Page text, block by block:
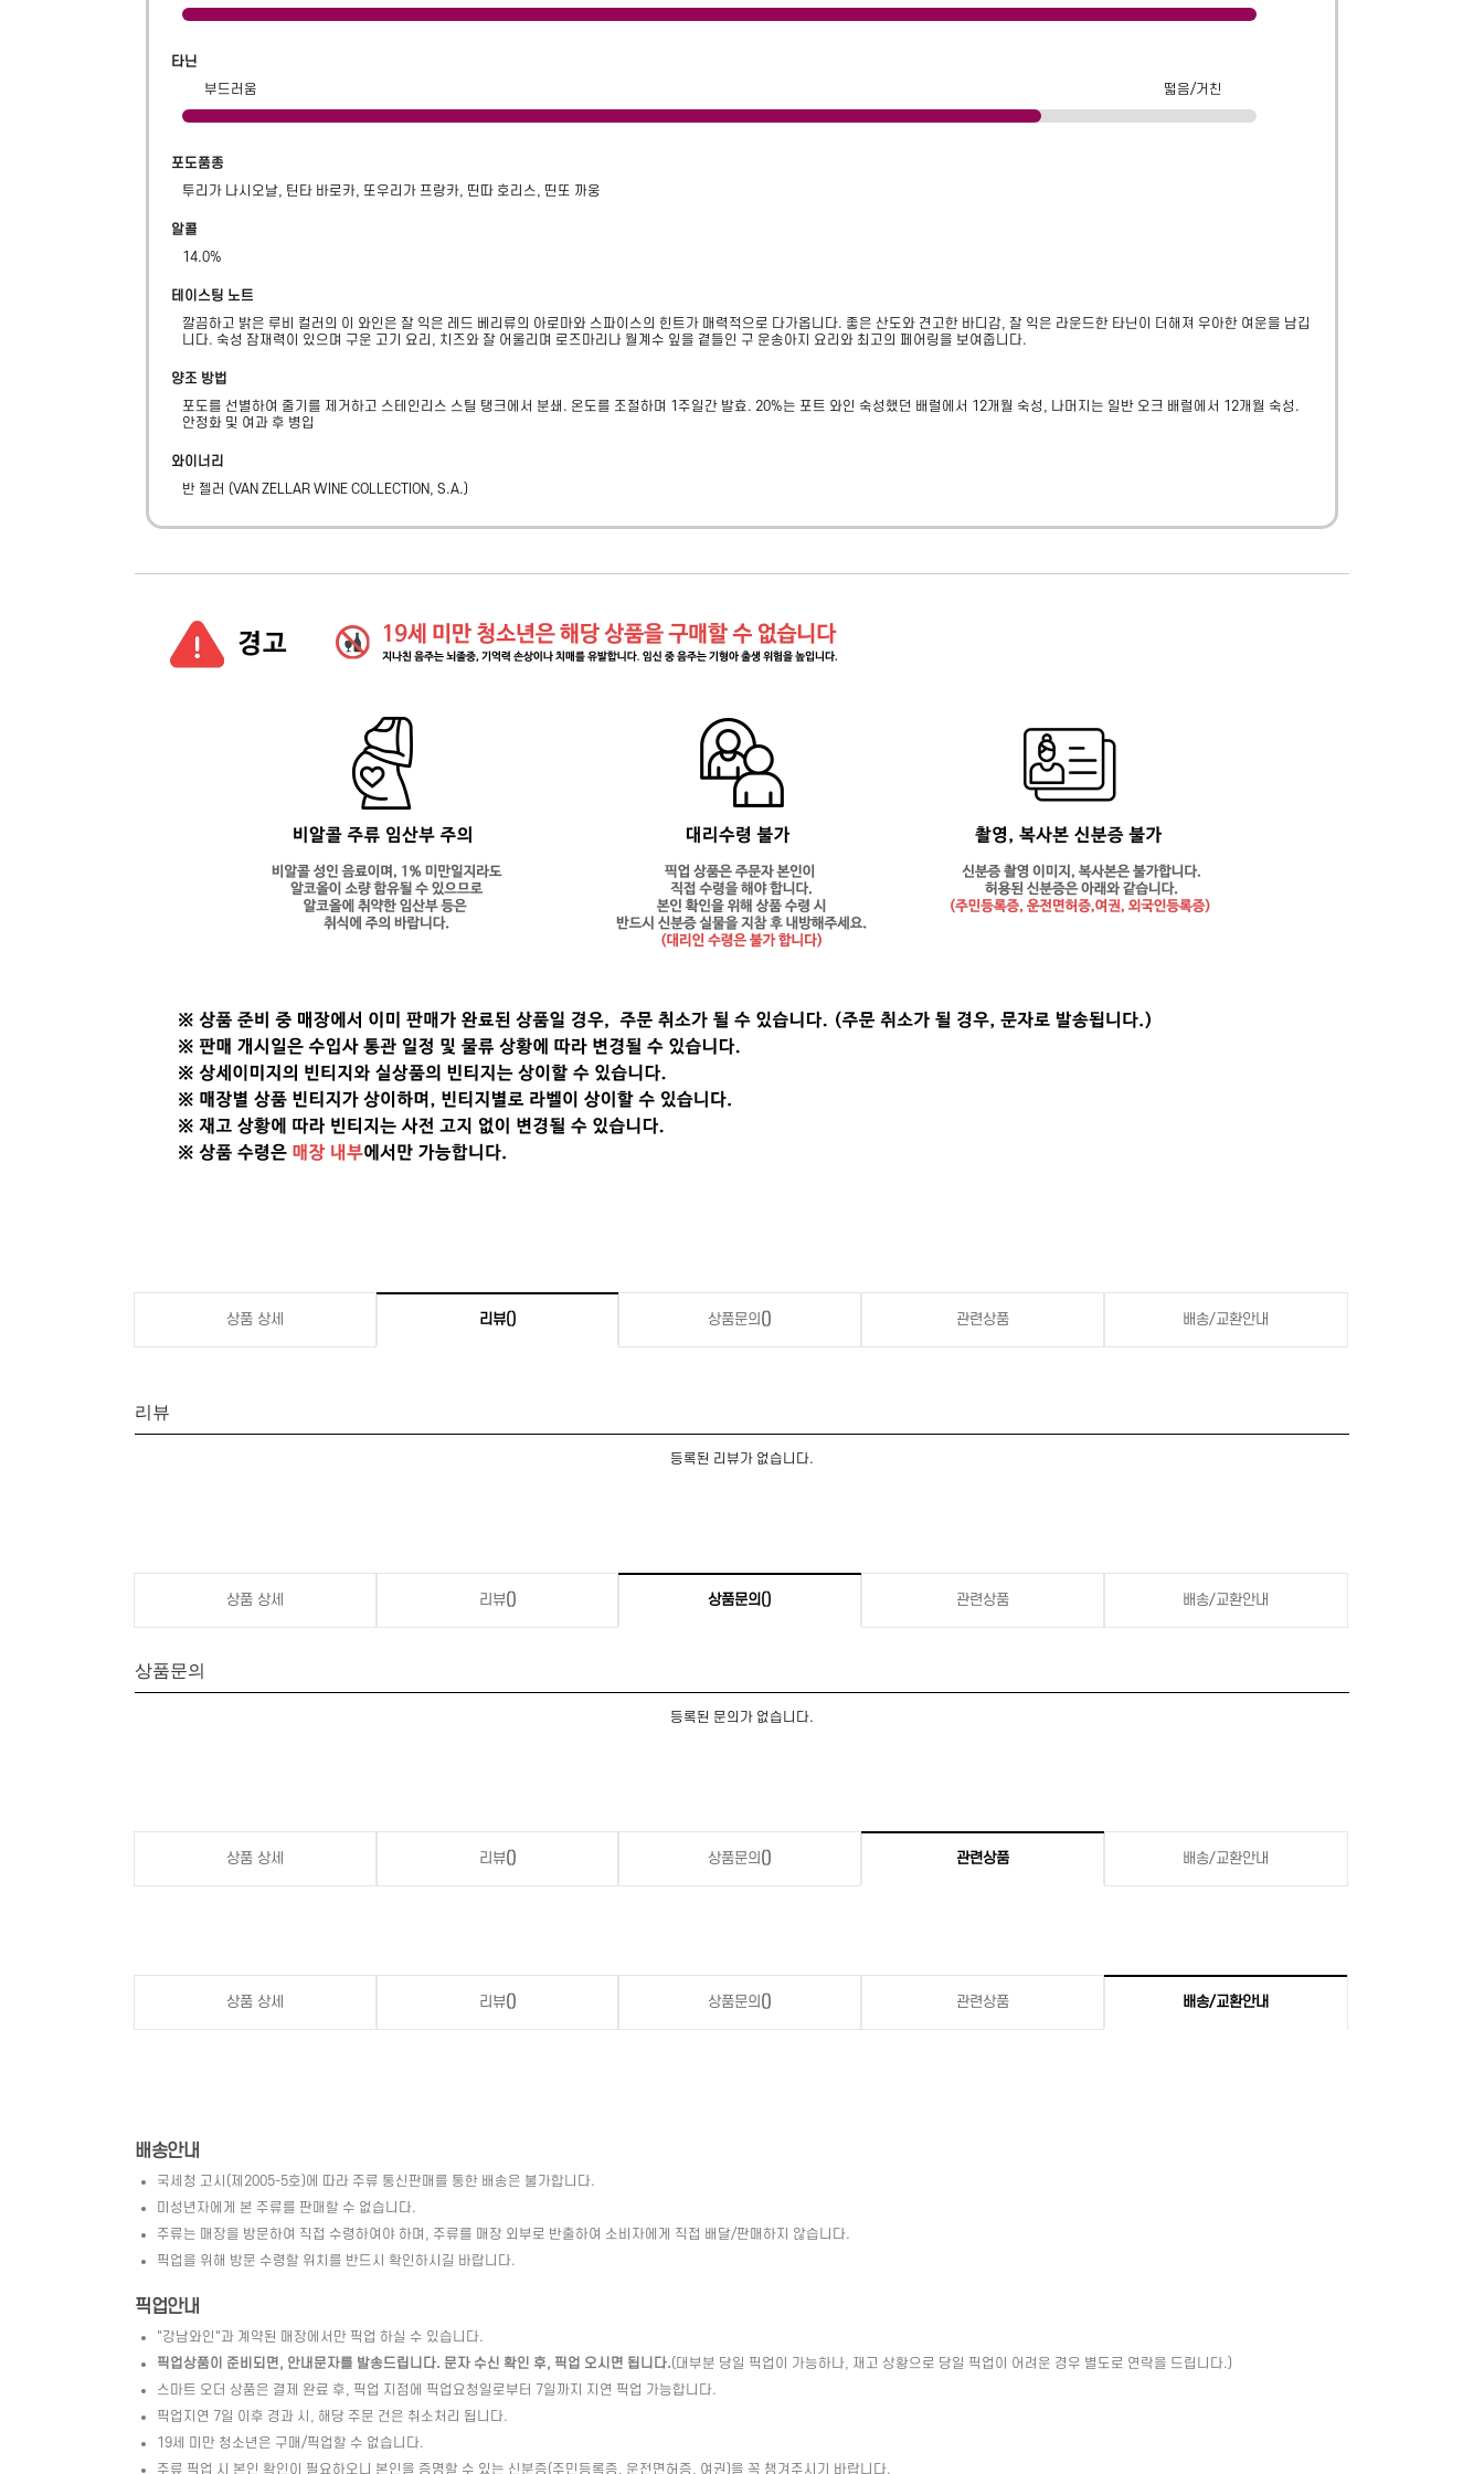
타닌
부드러움
떫음/거친
포도품종
투리가 나시오날, 틴타 바로카, 또우리가 프랑카, 띤따 호리스, 띤또 까웅
알콜
14.0%
테이스팅 노트
깔끔하고 밝은 루비 컬러의 이 와인은 잘 익은 레드 베리류의 아로마와 스파이스의 힌트가 매력적으로 다가옵니다. 좋은 산도와 견고한 바디감, 잘 익은 라운드한 타닌이 더해져 우아한 여운을 남깁
니다. 숙성 잠재력이 있으며 구운 고기 요리, 치즈와 잘 어울리며 로즈마리나 월계수 잎을 곁들인 구 운송아지 요리와 최고의 페어링을 보여줍니다.
양조 방법
포도를 선별하여 줄기를 제거하고 스테인리스 스틸 탱크에서 분쇄. 온도를 조절하며 1주일간 발효. 20%는 포트 와인 숙성했던 배럴에서 12개월 숙성, 나머지는 일반 오크 배럴에서 12개월 숙성.
안정화 및 여과 후 병입
와이너리
반 젤러 (VAN ZELLAR WINE COLLECTION, S.A.)
상품 상세 리뷰() 상품문의 () 관련상품 배송/교환안내
리뷰
등록된 리뷰가 없습니다.
상품 상세 리뷰() 상품문의 () 관련상품 배송/교환안내
상품문의
등록된 문의가 없습니다.
상품 상세 리뷰() 상품문의 () 관련상품 배송/교환안내
상품 상세 리뷰() 상품문의 () 관련상품 배송/교환안내
배송안내
국세청 고시(제2005-5호)에 따라 주류 통신판매를 통한 배송은 불가합니다.
미성년자에게 본 주류를 판매할 수 없습니다.
주류는 매장을 방문하여 직접 수령하여야 하며, 주류를 매장 외부로 반출하여 소비자에게 직접 배달/판매하지 않습니다.
픽업을 위해 방문 수령할 위치를 반드시 확인하시길 바랍니다.
픽업안내
"강남와인"과 계약된 매장에서만 픽업 하실 수 있습니다.
픽업상품이 준비되면, 안내문자를 발송드립니다. 문자 수신 확인 후, 픽업 오시면 됩니다.(대부분 당일 픽업이 가능하나, 재고 상황으로 당일 픽업이 어려운 경우 별도로 연락을 드립니다.)
스마트 오더 상품은 결제 완료 후, 픽업 지점에 픽업요청일로부터 7일까지 지연 픽업 가능합니다.
픽업지연 7일 이후 경과 시, 해당 주문 건은 취소처리 됩니다.
19세 미만 청소년은 구매/픽업할 수 없습니다.
주류 픽업 시 본인 확인이 필요하오니 본인을 증명할 수 있는 신분증(주민등록증, 운전면허증, 여권)을 꼭 챙겨주시기 바랍니다.